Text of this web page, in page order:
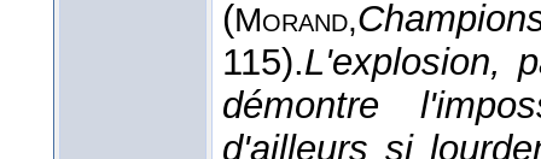
(Morand,
115).L'explosion,
démontre
d'ailleurs si